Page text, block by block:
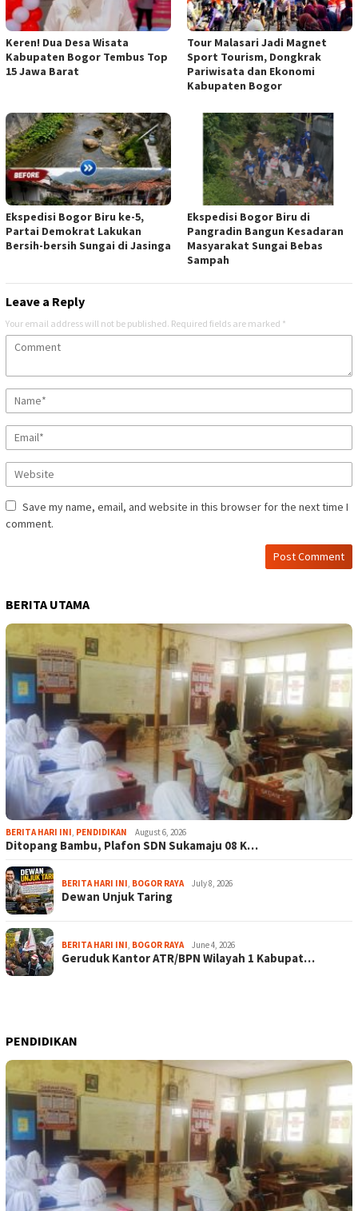
Keren! Dua Desa Wisata
Kabupaten Bogor Tembus Top
15 Jawa Barat
Tour Malasari Jadi Magnet
Sport Tourism, Dongkrak
Pariwisata dan Ekonomi
Kabupaten Bogor
Ekspedisi Bogor Biru ke-5,
Partai Demokrat Lakukan
Bersih-bersih Sungai di Jasinga
Ekspedisi Bogor Biru di
Pangradin Bangun Kesadaran
Masyarakat Sungai Bebas
Sampah
Leave a Reply
Your email address will not be published. Required fields are marked *
Save my name, email, and website in this browser for the next time I
comment.
BERITA UTAMA
BERITA HARI INI, PENDIDIKAN August 6, 2026
Ditopang Bambu, Plafon SDN Sukamaju 08 K…
BERITA HARI INI, BOGOR RAYA July 8, 2026
Dewan Unjuk Taring
BERITA HARI INI, BOGOR RAYA June 4, 2026
Geruduk Kantor ATR/BPN Wilayah 1 Kabupat…
PENDIDIKAN